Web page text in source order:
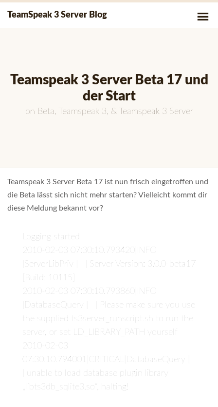
TeamSpeak 3 Server Blog
Teamspeak 3 Server Beta 17 und
der Start
on Beta, Teamspeak 3, & Teamspeak 3 Server
Teamspeak 3 Server Beta 17 ist nun frisch eingetroffen und
die Beta lässt sich nicht mehr starten? Vielleicht kommt dir
diese Meldung bekannt vor?
Logging started
2010-02-03 07:30:10.793420|INFO
|ServerLibPriv | | Server Version: 3.0.0-beta17
[Build: 10115]
2010-02-03 07:30:10.793860|INFO
|DatabaseQuery | | Please make sure you use
the supplied ts3server_runscript.sh to run the
server, or set LD_LIBRARY_PATH yourself
2010-02-03
07:30:10.794001|CRITICAL|DatabaseQuery |
| unable to load database plugin library
„libts3db_sqlite3.so“, halting!